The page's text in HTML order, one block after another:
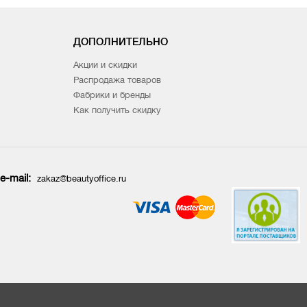
ДОПОЛНИТЕЛЬНО
Акции и скидки
Распродажа товаров
Фабрики и бренды
Как получить скидку
e-mail: zakaz@beautyoffice.ru